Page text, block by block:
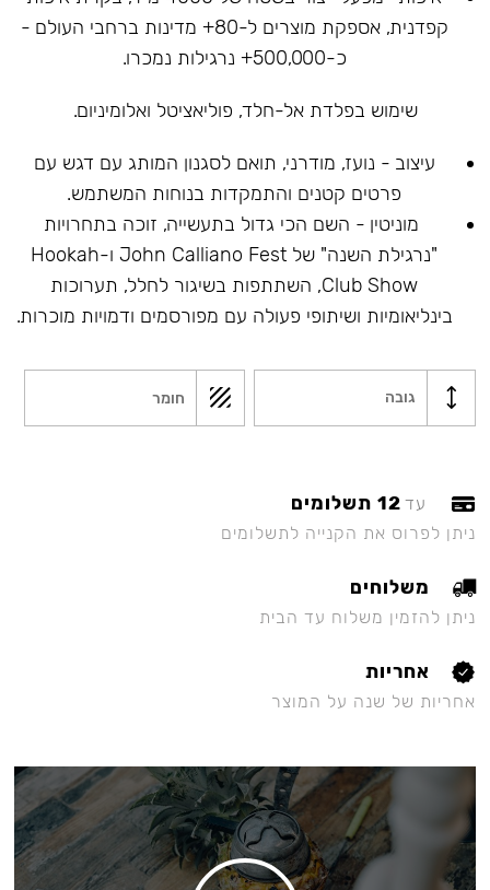
קפדנית, אספקת מוצרים ל-80+ מדינות ברחבי העולם -
כ-500,000+ נרגילות נמכרו.
שימוש בפלדת אל-חלד, פוליאציטל ואלומיניום.
עיצוב - נועז, מודרני, תואם לסגנון המותג עם דגש עם
פרטים קטנים והתמקדות בנוחות המשתמש.
מוניטין - השם הכי גדול בתעשייה, זוכה בתחרויות
"נרגילת השנה" של John Calliano Fest ו-Hookah
Club Show, השתתפות בשיגור לחלל, תערוכות
בינליאומיות ושיתופי פעולה עם מפורסמים ודמויות מוכרות.
גובה חומר
עד 12 תשלומים
ניתן לפרוס את הקנייה לתשלומים
משלוחים
ניתן להזמין משלוח עד הבית
אחריות
אחריות של שנה על המוצר